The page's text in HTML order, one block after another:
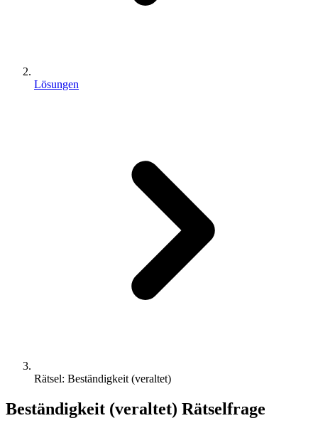
Lösungen
Rätsel: Beständigkeit (veraltet)
Beständigkeit (veraltet) Rätselfrage